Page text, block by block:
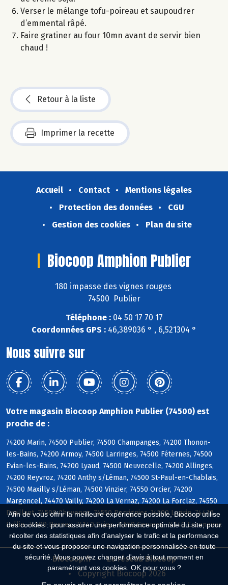
Afin de vous offrir la meilleure expérience possible, Biocoop utilise
des cookies : pour assurer une performance optimale du site, pour
récolter des statistiques afin d'analyser le trafic et la performance
du site et vous proposer une navigation personnalisée en toute
sécurité. Vous pouvez changer d'avis à tout moment en
paramétrant vos cookies. OK pour vous ?
Verser le mélange tofu-poireau et saupoudrer
d’emmental râpé.
Faire gratiner au four 10mn avant de servir bien
chaud !
Retour à la liste
Imprimer la recette
Accueil Contact
Mentions légales
Protection des données
CGU
Gestion des cookies
Plan du site
Biocoop Amphion Publier
180 impasse des vignes rouges
74500 Publier
Téléphone :04 50 17 70 17
Coordonnées GPS : 46,389036 ° , 6,521304 °
Nous suivre sur
Votre magasin Biocoop Amphion Publier (74500) est
proche de :
74200 Marin, 74500 Publier, 74500 Champanges, 74200 Thonon-
les-Bains, 74200 Armoy, 74500 Larringes, 74500 Féternes, 74500
Evian-les-Bains, 74200 Lyaud, 74500 Neuvecelle, 74200 Allinges,
74200 Reyvroz, 74200 Anthy s/Léman, 74500 St-Paul-en-Chablais,
74500 Maxilly s/Léman, 74500 Vinzier, 74550 Orcier, 74200
Margencel, 74470 Vailly, 74200 La Vernaz, 74200 La Forclaz, 74550
Draillant, 74500 Chevenoz, 74550 Perrignier, 74500 Lugrin, 74470
Lullin, 74500 Bernex, 74140 Sciez, 74550 Cervens, 74140 Excenevex
Biocoop.fr
Le réseau Biocoop
Copyright Biocoop 2026